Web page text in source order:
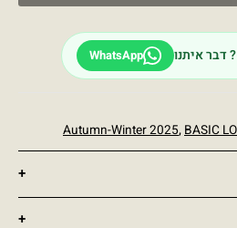
דבר איתנו WhatsApp
Autumn-Winter 2025, BASIC